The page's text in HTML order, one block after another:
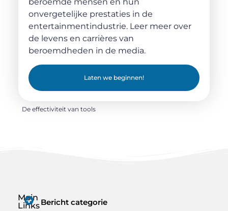
beroemde mensen en hun
onvergetelijke prestaties in de
entertainmentindustrie. Leer meer over
de levens en carrières van
beroemdheden in de media.
Laten we beginnen!
De effectiviteit van tools
Main
LinksBericht categorie